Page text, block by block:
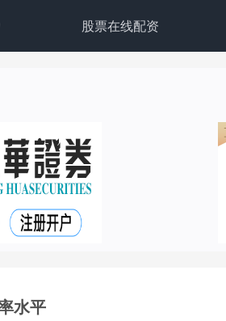
股票在线配资
水平